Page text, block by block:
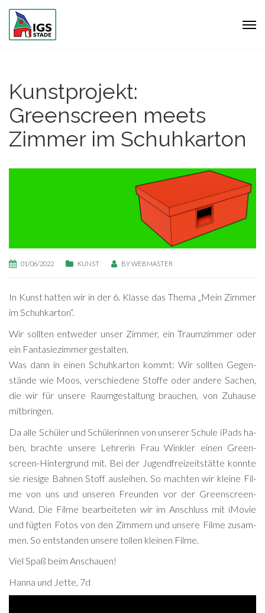
Kunstprojekt:
Greenscreen meets
Zimmer im Schuhkarton
01/06/2022 KUNST BYWEBMASTER
In Kunst hat­ten wir in der 6. Klas­se das The­ma „Mein Zim­mer
im Schuhkarton“.
Wir soll­ten ent­we­der un­ser Zim­mer, ein Traum­zim­mer oder
ein Fan­ta­sie­zim­mer gestalten.
Was dann in ei­nen Schuh­kar­ton kommt: Wir soll­ten Ge­gen­
stän­de wie Moos, ver­schie­de­ne Stof­fe oder an­de­re Sa­chen,
die wir für un­se­re Raum­ge­stal­tung brau­chen, von Zu­hau­se
mitbringen.
Da alle Schü­ler und Schü­le­rin­nen von un­se­rer Schu­le iPads ha­
ben, brach­te un­se­re Leh­re­rin Frau Wink­ler ei­nen Green­
screen-Hin­ter­grund mit. Bei der Ju­gend­frei­zeit­stät­te konn­te
sie rie­si­ge Bah­nen Stoff aus­lei­hen. So mach­ten wir klei­ne Fil­
me von uns und un­se­ren Freun­den vor der Green­screen-
Wand. Die Fil­me be­ar­bei­te­ten wir im An­schluss mit iMo­vie
und füg­ten Fo­tos von den Zim­mern und un­se­re Fil­me zu­sam­
men. So ent­stan­den un­se­re tol­len klei­nen Filme.
Viel Spaß beim Anschauen!
Han­na und Jet­te, 7d